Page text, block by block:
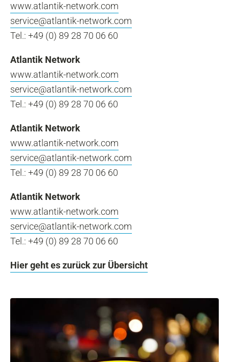
www.atlantik-network.com
service@atlantik-network.com
Tel.: +49 (0) 89 28 70 06 60
Atlantik Network
www.atlantik-network.com
service@atlantik-network.com
Tel.: +49 (0) 89 28 70 06 60
Atlantik Network
www.atlantik-network.com
service@atlantik-network.com
Tel.: +49 (0) 89 28 70 06 60
Atlantik Network
www.atlantik-network.com
service@atlantik-network.com
Tel.: +49 (0) 89 28 70 06 60
Hier geht es zurück zur Übersicht